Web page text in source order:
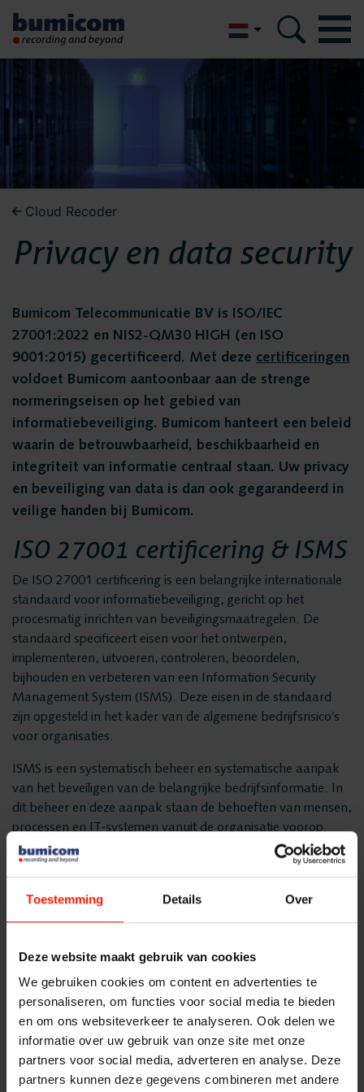
Toestemming Details Over
Deze website maakt gebruik van cookies
We gebruiken cookies om content en advertenties te
personaliseren, om functies voor social media te bieden
en om ons websiteverkeer te analyseren. Ook delen we
informatie over uw gebruik van onze site met onze
partners voor social media, adverteren en analyse. Deze
partners kunnen deze gegevens combineren met andere
English
Bumicom
Over Bumicom
Bumicom referenties
Bumicom
certificeringen
Privacy en data
security
Vacatures
Oplossingen
Recording
Voice logging
Messaging Recording
Quality Monitoring
Insights Analytics
Interaction Analytics
Spraakanalyse
Cloud Recorder
Branches
Customer Contact
Bumicom certificeringen
Privacy en data security
Vacatures
Recording
Voice logging
Messaging Recording
Quality Monitoring
Insights Analytics
Interaction Analytics
Spraakanalyse
Branches
Customer Contact Centers
Financiële Instellingen
Openbare Orde & Veiligheid
Verkeersleiding
Providers
Producten
ASC
Storavox
FlexREC
LeapXpert
Nexidia
Nieuws
Service
Helpdesk
24/7 Support
Cloud Recoder
Privacy en data security
Bumicom Telecommunicatie BV is ISO/IEC
27001:2022 en NIS2-QM30 HIGH (en ISO
9001:2015) gecertificeerd. Met deze certificeringen
voldoet Bumicom aantoonbaar aan de strenge
normeringseisen op het gebied van
informatiebeveiliging. Bumicom hanteert een beleid
waarin de betrouwbaarheid, beschikbaarheid en
integriteit van informatie centraal staan. Uw privacy
en beveiliging van data is dan ook gegarandeerd in
veilige handen bij Bumicom.
ISO 27001 certificering & ISMS
De ISO 27001 certificering is een belangrijke internationale
standaard voor informatiebeveiliging, gericht op het
procesmatig inrichten van beveiligingsmaatregelen. De
standaard specificeert eisen voor het ontwerpen,
implementeren, uitvoeren, controleren, beoordelen,
bijhouden en verbeteren van een Information Security
Management System (ISMS). Deze eisen in de standaard
zijn opgesteld in het kader van de algemene bedrijfsrisico’s
voor organisaties.
ISMS is een systematisch beheer en systematische aanpak
van het beveiligen van de belangrijke bedrijfsinformatie. In
dit beheer en deze aanpak staan de behoeften van mensen,
processen en IT-systemen vanuit de organisatie voorop.
Met het behalen van dit ISO 27001 certificaat bewijst
Bumicom een beleid te hanteren waarin de
informatie centraal staan.
Daarom voldoen wij volledig aan de vereisten van de NIS2-
richtlijn. Deze Europese richtlijn, die sinds januari 2023 van
kracht is, stelt strengere eisen aan digitale weerbaarheid
binnen vitale en essentiële sectoren.